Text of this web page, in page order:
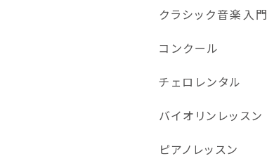
クラシック音楽入門
コンクール
チェロレンタル
バイオリンレッスン
ピアノレッスン